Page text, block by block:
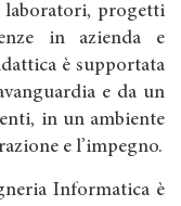
laboratori, progetti
in azienda e
è supportata
e da un
in un ambiente
e l’impegno.
Informatica è